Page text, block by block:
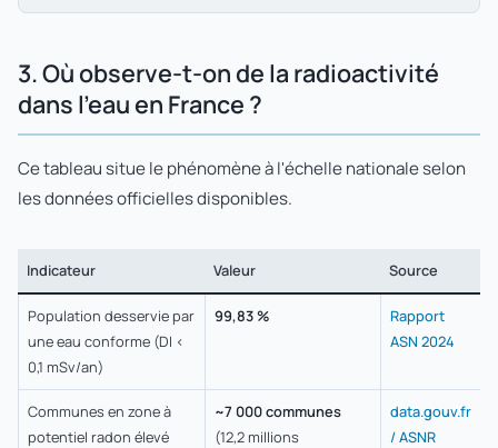
3. Où observe-t-on de la radioactivité
dans l'eau en France ?
Ce tableau situe le phénomène à l'échelle nationale selon
les données officielles disponibles.
Indicateur Valeur Source
Population desservie par
une eau conforme (DI <
0,1 mSv/an)
99,83 %
Rapport
ASN 2024
Communes en zone à
potentiel radon élevé
~7 000 communes
(12,2 millions
data.gouv.fr
/ ASNR